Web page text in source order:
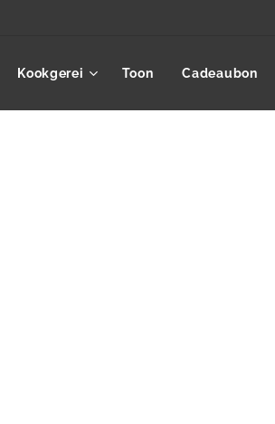
Kookgerei Toon Cadeaubon